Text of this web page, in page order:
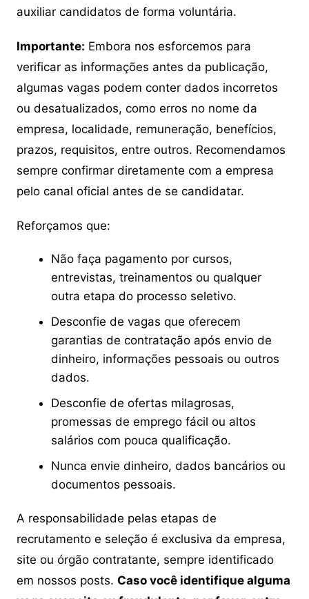
auxiliar candidatos de forma voluntária.
Importante: Embora nos esforcemos para
verificar as informações antes da publicação,
algumas vagas podem conter dados incorretos
ou desatualizados, como erros no nome da
empresa, localidade, remuneração, benefícios,
prazos, requisitos, entre outros. Recomendamos
sempre confirmar diretamente com a empresa
pelo canal oficial antes de se candidatar.
Reforçamos que:
Não faça pagamento por cursos,
entrevistas, treinamentos ou qualquer
outra etapa do processo seletivo.
Desconfie de vagas que oferecem
garantias de contratação após envio de
dinheiro, informações pessoais ou outros
dados.
Desconfie de ofertas milagrosas,
promessas de emprego fácil ou altos
salários com pouca qualificação.
Nunca envie dinheiro, dados bancários ou
documentos pessoais.
A responsabilidade pelas etapas de
recrutamento e seleção é exclusiva da empresa,
site ou órgão contratante, sempre identificado
em nossos posts. Caso você identifique alguma